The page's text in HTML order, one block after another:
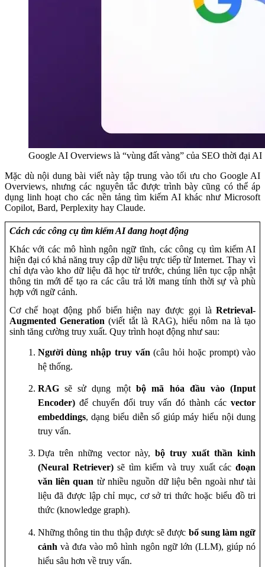
Google AI Overviews là “vùng đất vàng” của SEO thời đại AI
Mặc dù nội dung bài viết này tập trung vào tối ưu cho Google AI
Overviews, nhưng các nguyên tắc được trình bày cũng có thể áp
dụng linh hoạt cho các nền tảng tìm kiếm AI khác như Microsoft
Copilot, Bard, Perplexity hay Claude.
Cách các công cụ tìm kiếm AI đang hoạt động
Khác với các mô hình ngôn ngữ tĩnh, các công cụ tìm kiếm AI
hiện đại có khả năng truy cập dữ liệu trực tiếp từ Internet. Thay vì
chỉ dựa vào kho dữ liệu đã học từ trước, chúng liên tục cập nhật
thông tin mới để tạo ra các câu trả lời mang tính thời sự và phù
hợp với ngữ cảnh.
Cơ chế hoạt động phổ biến hiện nay được gọi làRetrieval-
Augmented Generation (viết tắt là RAG), hiểu nôm na là tạo
sinh tăng cường truy xuất. Quy trình hoạt động như sau:
Người dùng nhập truy vấn (câu hỏi hoặc prompt) vào
hệ thống.
RAGsẽ sử dụng một bộ mã hóa đầu vào (Input
Encoder)để chuyển đổi truy vấn đó thành cácvector
embeddings,dạng biểu diễn số giúp máy hiểu nội dung
truy vấn.
Dựa trên những vector này,bộ truy xuất thần kinh
(Neural Retriever)sẽ tìm kiếm và truy xuất cácđoạn
văn liên quan từ nhiều nguồn dữ liệu bên ngoài như tài
liệu đã được lập chỉ mục, cơ sở tri thức hoặc biểu đồ tri
thức (knowledge graph).
Những thông tin thu thập được sẽ được bổ sung làm ngữ
cảnh và đưa vào mô hình ngôn ngữ lớn (LLM), giúp nó
hiểu sâu hơn về truy vấn.